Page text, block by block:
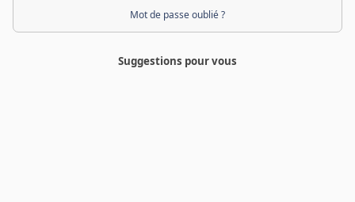
Mot de passe oublié ?
Suggestions pour vous